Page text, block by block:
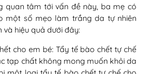
quan tâm tới vấn đề này, ba mẹ có
một số mẹo làm trắng da tự nhiên
và hiệu quả dưới đây:
cho em bé: Tẩy tế bào chết tự chế
tạp chất không mong muốn khỏi da